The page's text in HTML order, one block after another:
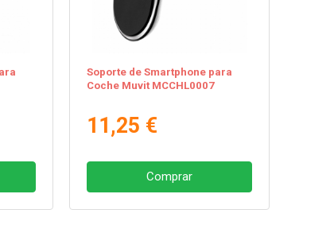
Soporte de Smartphone para
Coche Muvit MCCHL0007
11,25 €
Comprar